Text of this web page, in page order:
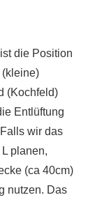
die Position
(Kochfeld)
Entlüftung
wir das
planen,
(ca 40cm)
nutzen. Das